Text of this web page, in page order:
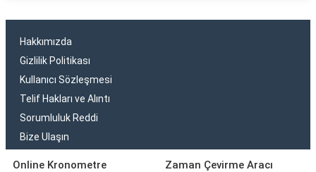
Hakkımızda
Gizlilik Politikası
Kullanıcı Sözleşmesi
Telif Hakları ve Alıntı
Sorumluluk Reddi
Bize Ulaşın
Online Kronometre
Zaman Çevirme Aracı